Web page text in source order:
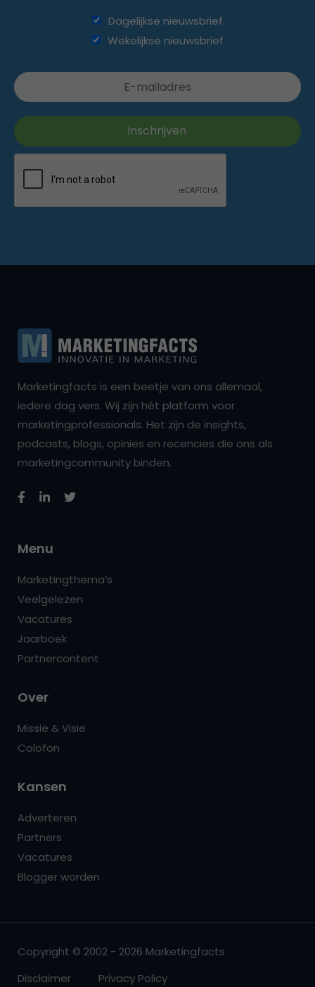
Dagelijkse nieuwsbrief
Wekelijkse nieuwsbrief
Marketingfacts is een beetje van ons allemaal,
iedere dag vers. Wij zijn hét platform voor
marketingprofessionals. Het zijn de insights,
podcasts, blogs, opinies en recencies die ons als
marketingcommunity binden.
Menu
Marketingthema’s
Veelgelezen
Vacatures
Jaarboek
Partnercontent
Over
Missie & Visie
Colofon
Kansen
Adverteren
Partners
Vacatures
Blogger worden
Copyright © 2002 - 2026 Marketingfacts
Disclaimer
Privacy Policy